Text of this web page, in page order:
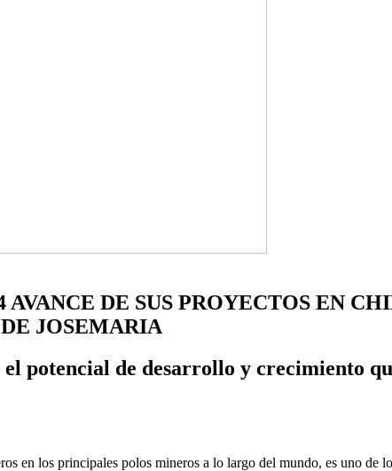
DE SUS PROYECTOS EN
JOSEMARIA
potencial de desarrollo y crecimiento
en los principales polos mineros a lo largo del mundo, es uno de